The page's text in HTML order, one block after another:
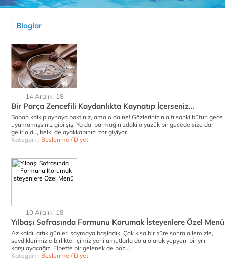
Bloglar
14 Aralık '18
Bir Parça Zencefili Kaydanlıkta Kaynatıp İçerseniz...
Sabah kalkıp aynaya baktınız, ama o da ne! Gözlerinizin altı sanki bütün gece
uyumamışsınız gibi şiş. Ya da parmağınızdaki o yüzük bir gecede size dar
gelir oldu, belki de ayakkabınızı zor giyiyor..
Kategori : Beslenme / Diyet
10 Aralık '18
Yılbaşı Sofrasında Formunu Korumak İsteyenlere Özel Menü
Az kaldı, artık günleri saymaya başladık. Çok kısa bir süre sonra ailemizle,
sevdiklerimizle birlikte, içimiz yeni umutlarla dolu olarak yepyeni bir yılı
karşılayacağız. Elbette bir gelenek de bozu..
Kategori : Beslenme / Diyet